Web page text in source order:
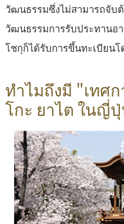
วัฒนธรรมซึ่งไม่สามารถจับ
วัฒนธรรมการรับประทานอ
โชกุก็ได้รับการขึ้นทะเบียนโ
ทำไมถึงมี "เทศ
โกะ ยาไต ในญี่